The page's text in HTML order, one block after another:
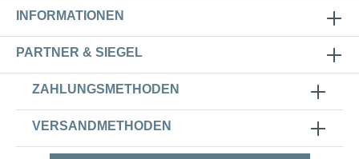
Daten Ausführung Servopress LP SET
Spannung 230 V ~ 50 Hz Aufnahmeleistung
1,5 kW Max. Pumpenstrom 8,0 A Max.
Fördermenge 3500 l/h / max. 10 bar
INFORMATIONEN
PARTNER & SIEGEL
ZAHLUNGSMETHODEN
VERSANDMETHODEN